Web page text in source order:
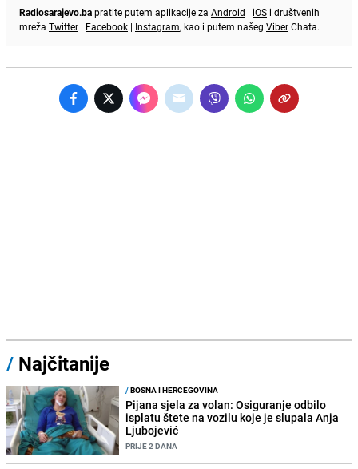
Radiosarajevo.bapratite putem aplikacije za Android | iOS i društvenih
mreža Twitter | Facebook | Instagram, kao i putem našeg ViberChata.
/ Najčitanije
/BOSNA I HERCEGOVINA
Pijana sjela za volan: Osiguranje odbilo
isplatu štete na vozilu koje je slupala Anja
Ljubojević
PRIJE 2 DANA